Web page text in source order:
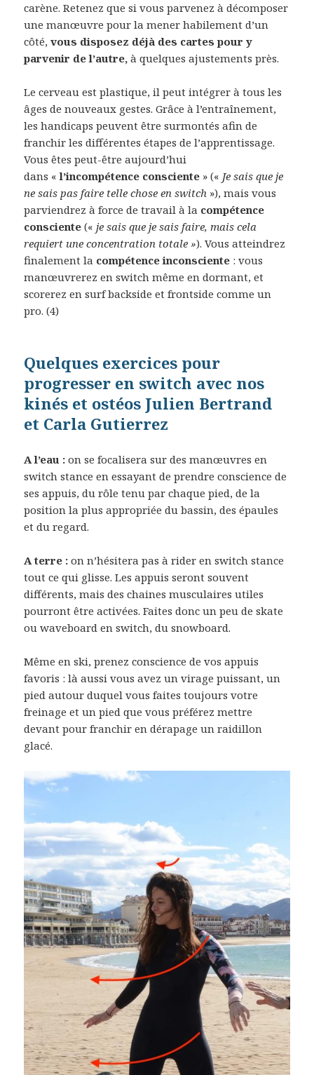
carène. Retenez que si vous parvenez à décomposer
une manœuvre pour la mener habilement d’un
côté,vous disposez déjà des cartes pour y
parvenir de l’autre, à quelques ajustements près.
Le cerveau est plastique, il peut intégrer à tous les
âges de nouveaux gestes. Grâce à l’entraînement,
les handicaps peuvent être surmontés afin de
franchir les différentes étapes de l’apprentissage.
Vous êtes peut-être aujourd’hui
dans «l’incompétence consciente » (« Je sais que je
ne sais pas faire telle chose en switch »), mais vous
parviendrez à force de travail à la compétence
consciente («je sais que je sais faire, mais cela
requiert une concentration totale »). Vous atteindrez
finalement la compétence inconsciente : vous
manœuvrerez en switch même en dormant, et
scorerez en surf backside et frontside comme un
pro. (4)
Quelques exercices pour
progresser en switch avec nos
kinés et ostéos Julien Bertrand
et Carla Gutierrez
A l’eau :on se focalisera sur des manœuvres en
switch stance en essayant de prendre conscience de
ses appuis, du rôle tenu par chaque pied, de la
position la plus appropriée du bassin, des épaules
et du regard.
A terre :on n’hésitera pas à rider en switch stance
tout ce qui glisse. Les appuis seront souvent
différents, mais des chaines musculaires utiles
pourront être activées. Faites donc un peu de skate
ou waveboard en switch, du snowboard.
Même en ski, prenez conscience de vos appuis
favoris : là aussi vous avez un virage puissant, un
pied autour duquel vous faites toujours votre
freinage et un pied que vous préférez mettre
devant pour franchir en dérapage un raidillon
glacé.